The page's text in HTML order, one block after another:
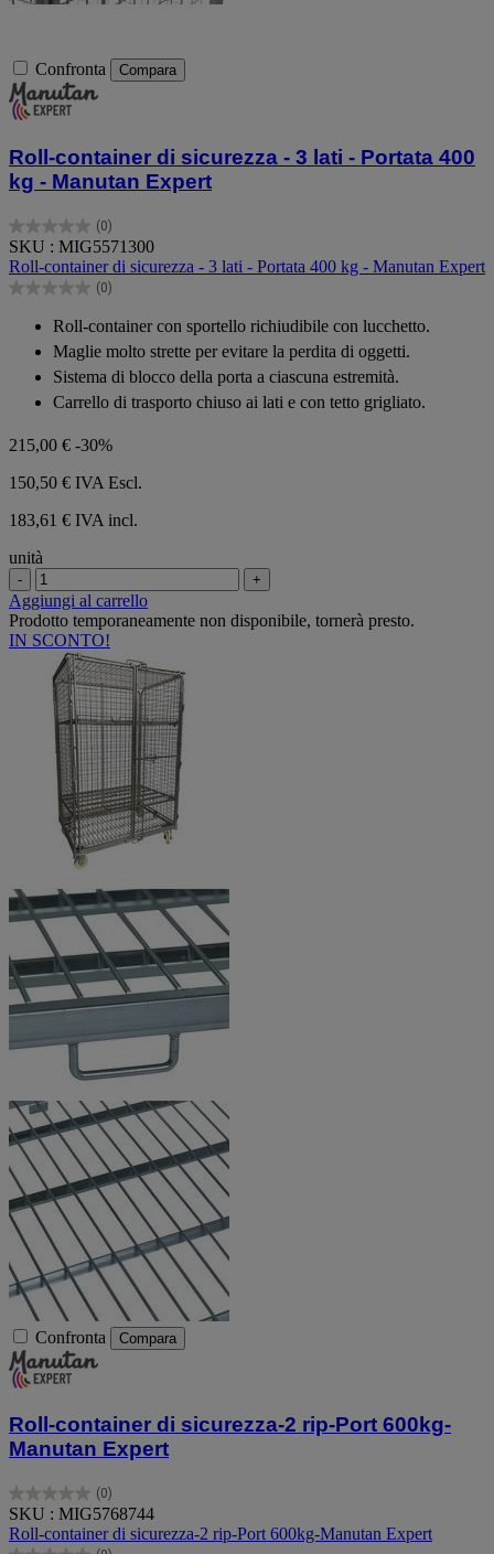
Confronta Compara
Roll-container di sicurezza - 3 lati - Portata 400
kg - Manutan Expert
(0)
0.0
su
5
stelle.
SKU : MIG5571300
Roll-container di sicurezza - 3 lati - Portata 400 kg - Manutan Expert
(0)
0.0
stelle.
Roll-container con sportello richiudibile con lucchetto.
Maglie molto strette per evitare la perdita di oggetti.
Sistema di blocco della porta a ciascuna estremità.
Carrello di trasporto chiuso ai lati e con tetto grigliato.
215,00 € -30%
150,50 € IVA Escl.
183,61 € IVA incl.
unità
- +
Aggiungi al carrello
Prodotto temporaneamente non disponibile, tornerà presto.
IN SCONTO!
Confronta Compara
Roll-container di sicurezza-2 rip-Port 600kg-
Manutan Expert
(0)
0.0
su
5
SKU : MIG5768744
Roll-container di sicurezza-2 rip-Port 600kg-Manutan Expert